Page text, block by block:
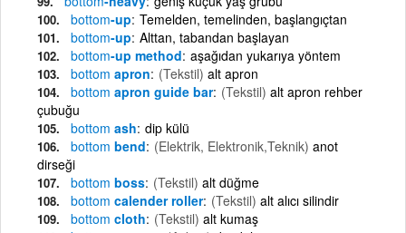
bottom-up Temelden, temelinden, başlangıçtan
bottom-up Alttan, tabandan başlayan
bottom-up method aşağıdan yukarıya yöntem
bottom apron (Tekstil) alt apron
bottom apron guide bar (Tekstil) alt apron rehber
çubuğu
bottom ash dip külü
bottom bend (Elektrik, Elektronik,Teknik) anot
dirseği
bottom boss (Tekstil) alt düğme
bottom calender roller (Tekstil) alt alıcı silindir
bottom cloth (Tekstil) alt kumaş